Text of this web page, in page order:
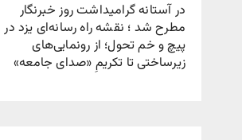
در آستانه گرامیداشت روز خبرنگار
مطرح شد ؛ نقشه راه رسانه‌ای یزد در
پیچ‌ و خم تحول؛ از رونمایی‌های
زیرساختی تا تکریمِ «صدای جامعه»